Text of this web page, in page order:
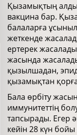
Қызамықтың
вакцина бар.
балаларға
жеткенде
ертерек
жасында
қызылшадан,
қызамықтан
Бала өрбіту
иммунитеттің
тапсырады. Егер
кейін 28 күн бойы